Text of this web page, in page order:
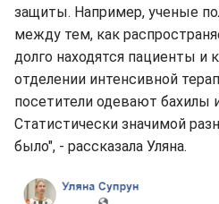
защиты. Например, ученые
между тем, как
долго находятся пациенты и
отделении интенсивной
посетители одевают бахилы
Статистически значимой
было", - рассказала Уляна.